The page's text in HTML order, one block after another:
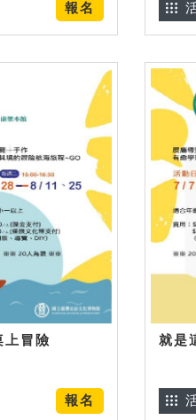
報名
冒險
報名
就是